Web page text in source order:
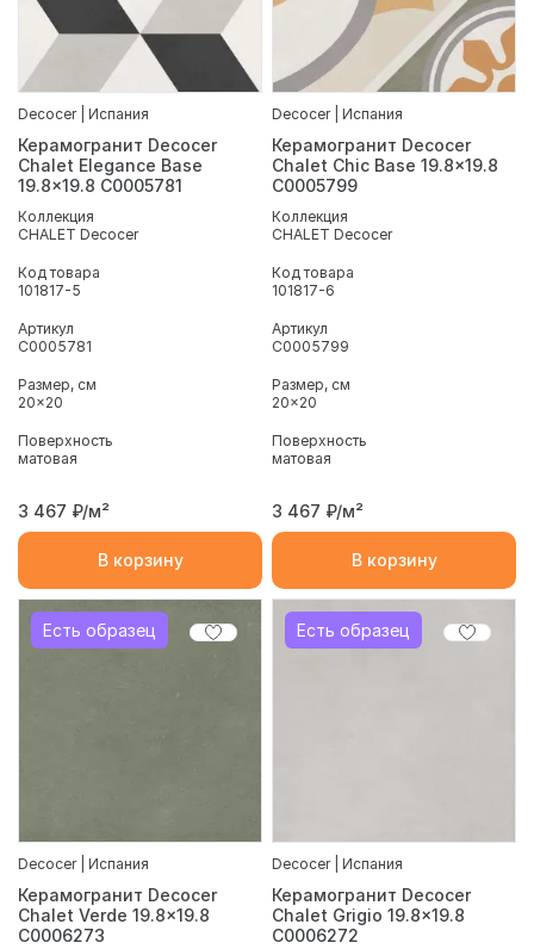
Decocer | Испания
Керамогранит Decocer
Chalet Elegance Base
19.8x19.8 С0005781
Коллекция
CHALET Decocer
Код товара
101817-5
Артикул
С0005781
Размер, см
20x20
Поверхность
матовая
3 467 ₽/м²
В корзину
Decocer | Испания
Керамогранит Decocer
Chalet Chic Base 19.8x19.8
С0005799
Коллекция
CHALET Decocer
Код товара
101817-6
Артикул
С0005799
Размер, см
20x20
Поверхность
матовая
3 467 ₽/м²
В корзину
Есть образец
Decocer | Испания
Керамогранит Decocer
Chalet Verde 19.8x19.8
С0006273
Есть образец
Decocer | Испания
Керамогранит Decocer
Chalet Grigio 19.8x19.8
С0006272